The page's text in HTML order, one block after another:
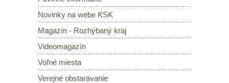
Novinky na webe KSK
Magazín - Rozhýbaný kraj
Videomagazín
Voľné miesta
Verejné obstarávanie